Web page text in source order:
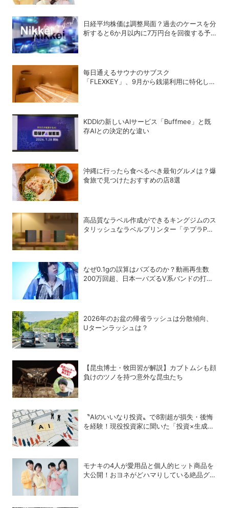
日経平均株価は調整局面？過去のケースを分
析すると6か月以内に7万円台を回復する予
毎日通えるサウナのサブスク
「FLEXKEY」、9月から銭湯利用に特化した
KDDIの新しいAIサービス「Buffmee」と既
存AIとの決定的な違い
沖縄に行ったら食べるべき最旬グルメは？爆
食旅で見つけたおすすめの店8選
高品質なラベル作成ができるキングジムのス
タリッシュなラベルプリンター「テプラPRO
なぜ0.1gの誤算はバズるのか？動画再生数
200万回超、日本一バズるV系バンドの打算
2026年のお盆の帰省ラッシュは分散傾向、
Uターンラッシュは？
【昆虫博士・牧田習が解説】カブトムシも顔
負けのツノを持つ意外な昆虫たち
〝AIのいいなり投資〟で8割超が損失・後悔
を経験！現役投資家に聞いた「投資×生成
モナキの4人が愛用品と個人的ヒット商品を
大公開！おヨネがどハマりしている絶品グル